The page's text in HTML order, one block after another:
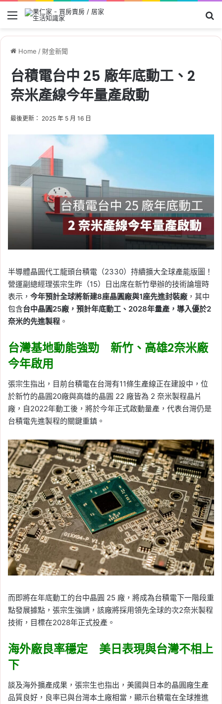
Menu
Home / 財金新聞
台積電台中 25 廠年底動工、2
奈米產線今年量產啟動
最後更新： 2025 年 5 月 16 日
半導體晶圓代工龍頭台積電（2330）持續擴大全球產能版圖！
營運副總經理張宗生昨（15）日出席在新竹舉辦的技術論壇時
表示， 今年預計全球將新建8座晶圓廠與1座先進封裝廠 ，其中
包含台中晶圓25廠，預計年底動工、2028年量產，導入優於2
奈米的先進製程 。
台灣基地動能強勁 新竹、高雄2奈米廠
今年啟用
張宗生指出，目前台積電在台灣有11條生產線正在建設中，位
於新竹的晶圓20廠與高雄的晶圓 22 廠皆為 2 奈米製程晶片
廠，自2022年動工後，將於今年正式啟動量產，代表台灣仍是
台積電先進製程的關鍵重鎮。
而即將在年底動工的台中晶圓 25 廠，將成為台積電下一階段重
點發展據點，張宗生強調，該廠將採用領先全球的次2奈米製程
技術，目標在2028年正式投產。
海外廠良率穩定 美日表現與台灣不相上
下
談及海外擴產成果，張宗生也指出，美國與日本的晶圓廠生產
品質良好，良率已與台灣本土廠相當，顯示台積電在全球推進